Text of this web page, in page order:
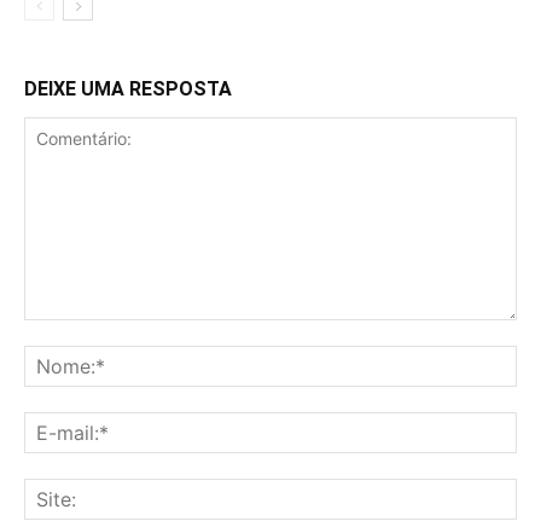
DEIXE UMA RESPOSTA